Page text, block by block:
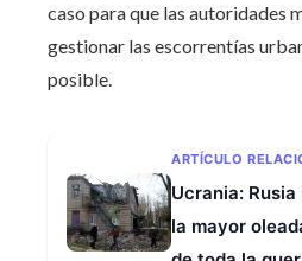
caso para que las autoridades
gestionar las escorrentías
posible.
ARTÍCULO
Ucrania:
la mayor